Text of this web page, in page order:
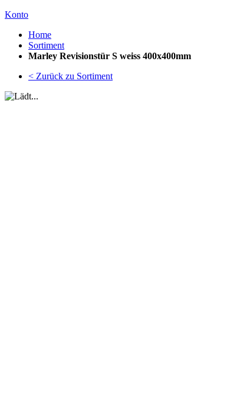
Konto
Home
Sortiment
Marley Revisionstür S weiss 400x400mm
< Zurück zu Sortiment